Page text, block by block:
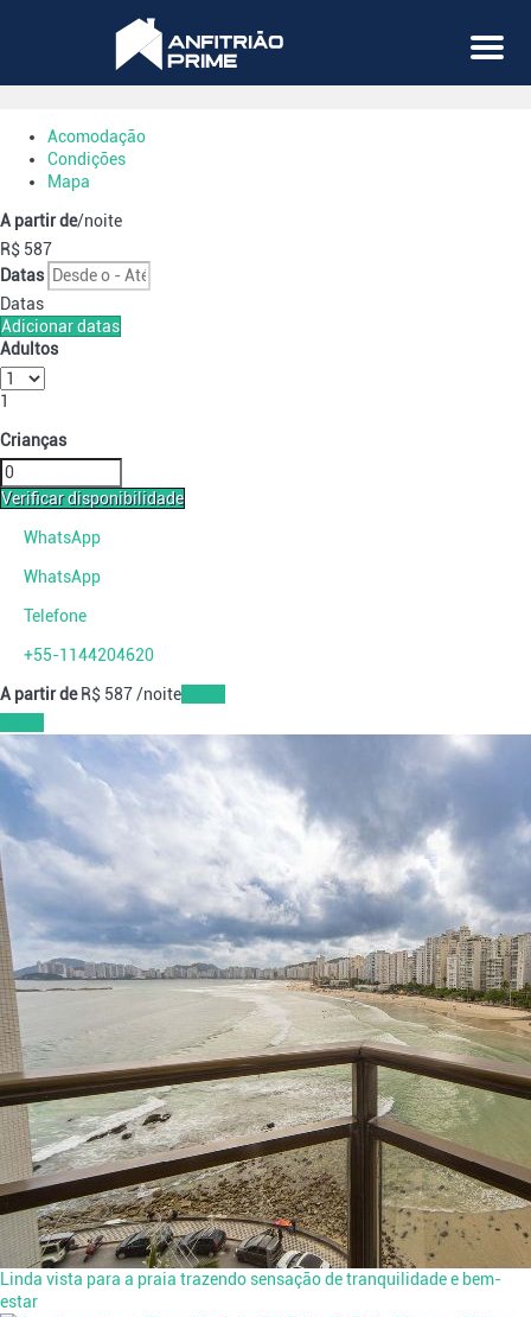
Menu
Acomodação
Condições
Mapa
A partir de/noite
R$ 587
Datas
Datas
Adicionar datas
Adultos
1
Crianças
Verificar disponibilidade
WhatsApp
WhatsApp
Telefone
+55-1144204620
A partir deR$ 587/noite
Linda vista para a praia trazendo sensação de tranquilidade e bem-
estar